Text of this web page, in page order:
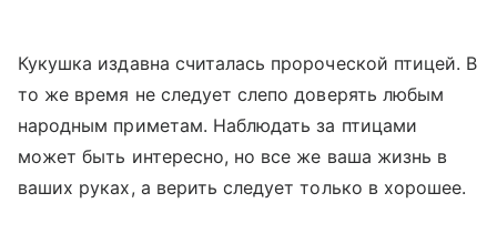
Кукушка издавна считалась пророческой птицей. В
то же время не следует слепо доверять любым
народным приметам. Наблюдать за птицами
может быть интересно, но все же ваша жизнь в
ваших руках, а верить следует только в хорошее.